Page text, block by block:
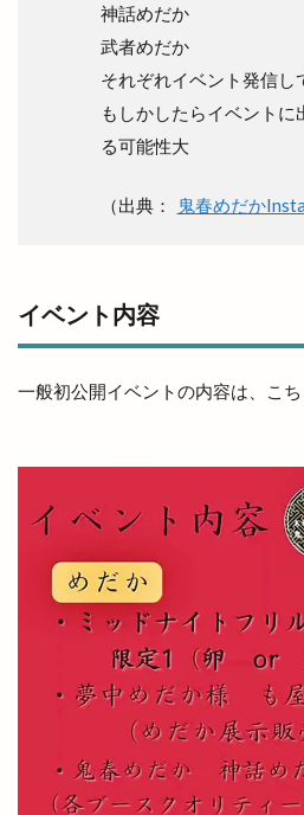
神話めだか
武者めだか
それぞれイベント発信し
もしかしたらイベント
る可能性大
（出典： 鬼春めだか
イベント内容
一般初公開イベントの内容は、こち